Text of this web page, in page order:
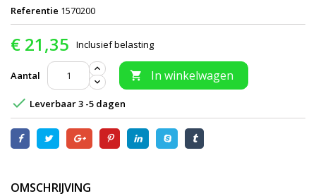
Referentie 1570200
€ 21,35 Inclusief belasting
Aantal  In winkelwagen
 Leverbaar 3 -5 dagen
OMSCHRIJVING